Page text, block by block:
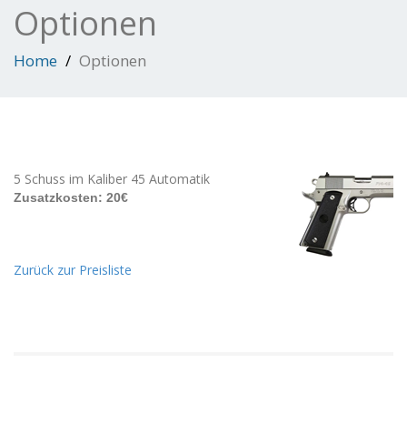
Optionen
Home Optionen
5 Schuss im Kaliber 45 Automatik
Zusatzkosten: 20€
Zurück zur Preisliste